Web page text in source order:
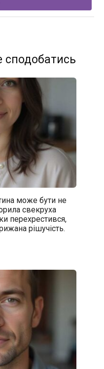
може бути не
свекруха
перехрестився,
рішучість.